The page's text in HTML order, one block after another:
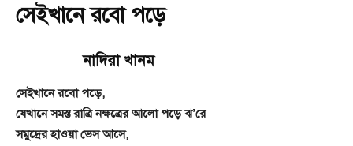
সেইখানে রবো পড়ে
নাদিরা খানম
সেইখানে রবো পড়ে,
যেখানে সমস্ত রাত্রি নক্ষত্রের আলো পড়ে ঝ’রে
সমুদ্রের হাওয়া ভেস আসে,